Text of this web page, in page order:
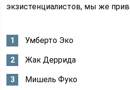
экзистенциалистов, мы же
Умберто Эко
Жак Деррида
Мишель Фуко